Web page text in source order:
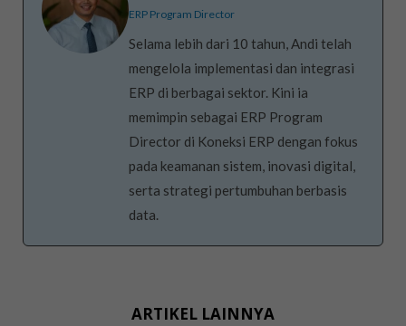
ERP Program Director
Selama lebih dari 10 tahun, Andi telah
mengelola implementasi dan integrasi
ERP di berbagai sektor. Kini ia
memimpin sebagai ERP Program
Director di Koneksi ERP dengan fokus
pada keamanan sistem, inovasi digital,
serta strategi pertumbuhan berbasis
data.
ARTIKEL LAINNYA